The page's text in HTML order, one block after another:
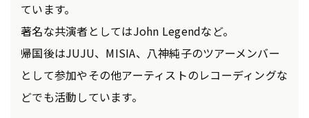
ています。
著名な共演者としてはJohn Legendなど。
帰国後はJUJU、MISIA、八神純子のツアーメンバー
として参加やその他アーティストのレコーディングな
どでも活動しています。